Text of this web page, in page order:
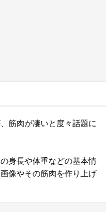
筋肉が凄いと度々話題に
身長や体重などの基本情
像やその筋肉を作り上げ